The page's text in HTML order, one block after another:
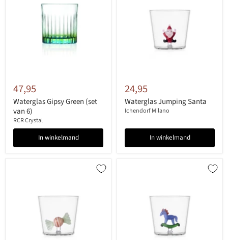
47,95
Waterglas Gipsy Green (set
van 6)
RCR Crystal
In winkelmand
24,95
Waterglas Jumping Santa
Ichendorf Milano
In winkelmand